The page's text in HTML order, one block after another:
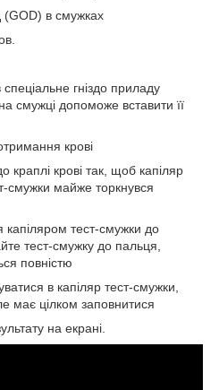
(GOD) в смужках
гніздо приладу
смужці допоможе вставити її
крові
краплі крові так, щоб капіляр
смужки майже торкнувся
капіляром тест-смужки до
тест-смужку до пальця,
повністю
в капіляр тест-смужки,
має цілком заповнитися
на екрані